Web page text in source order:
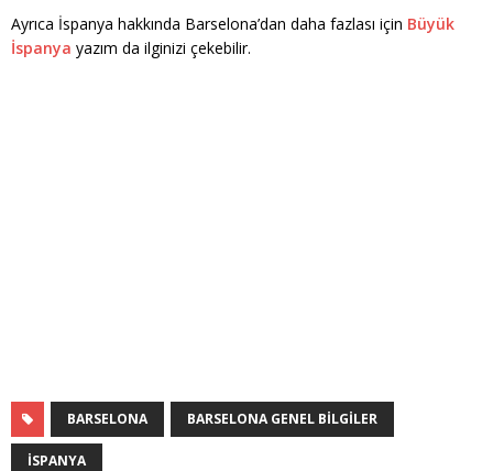
Ayrıca İspanya hakkında Barselona’dan daha fazlası için Büyük
İspanya yazım da ilginizi çekebilir.
BARSELONA BARSELONA GENEL BILGILER
İSPANYA